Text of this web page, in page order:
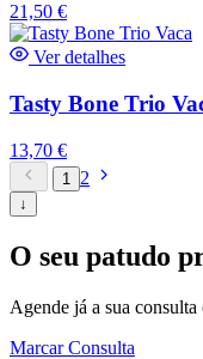
21,50 €
Ver detalhes
Tasty Bone Trio
13,70 €
1 2
↓
O seu patudo
Agende já a sua consulta
Marcar Consulta